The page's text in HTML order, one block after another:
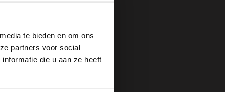
te bieden en om ons
partners voor social
die u aan ze heeft